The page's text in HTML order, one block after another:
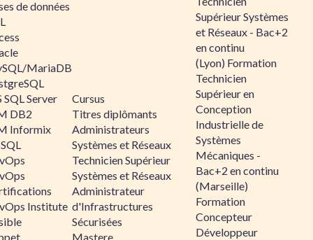
de données
MariaDB
SQL Server
DB2
Informix
Institute
Cursus
Titres diplômants
Administrateurs
Systèmes et Réseaux
Technicien Supérieur
Systèmes et Réseaux
Administrateur
d'Infrastructures
Sécurisées
Mastere
Supérieur Systèmes
et Réseaux - Bac+2
en continu
(Lyon) Formation
Technicien
Supérieur en
Conception
Industrielle de
Systèmes
Mécaniques -
Bac+2 en continu
(Marseille)
Formation
Concepteur
Développeur